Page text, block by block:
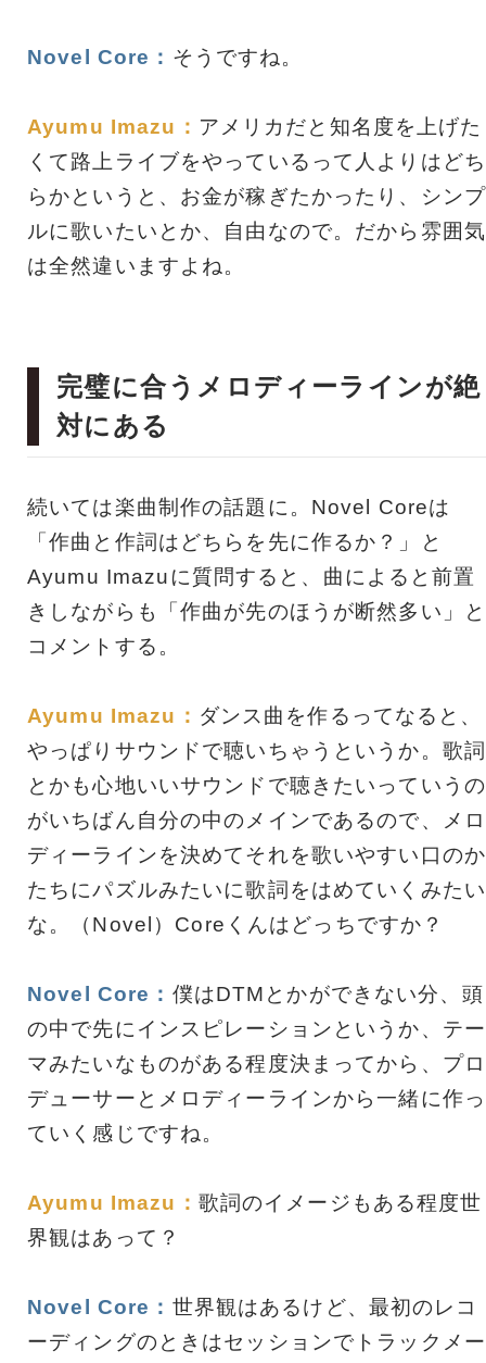
Novel Core： そうですね。
Ayumu Imazu： アメリカだと知名度を上げた
くて路上ライブをやっているって人よりはどち
らかというと、お金が稼ぎたかったり、シンプ
ルに歌いたいとか、自由なので。だから雰囲気
は全然違いますよね。
完璧に合うメロディーラインが絶
対にある
続いては楽曲制作の話題に。Novel Coreは
「作曲と作詞はどちらを先に作るか？」と
Ayumu Imazuに質問すると、曲によると前置
きしながらも「作曲が先のほうが断然多い」と
コメントする。
Ayumu Imazu： ダンス曲を作るってなると、
やっぱりサウンドで聴いちゃうというか。歌詞
とかも心地いいサウンドで聴きたいっていうの
がいちばん自分の中のメインであるので、メロ
ディーラインを決めてそれを歌いやすい口のか
たちにパズルみたいに歌詞をはめていくみたい
な。（Novel）Coreくんはどっちですか？
Novel Core： 僕はDTMとかができない分、頭
の中で先にインスピレーションというか、テー
マみたいなものがある程度決まってから、プロ
デューサーとメロディーラインから一緒に作っ
ていく感じですね。
Ayumu Imazu： 歌詞のイメージもある程度世
界観はあって？
Novel Core： 世界観はあるけど、最初のレコ
ーディングのときはセッションでトラックメー